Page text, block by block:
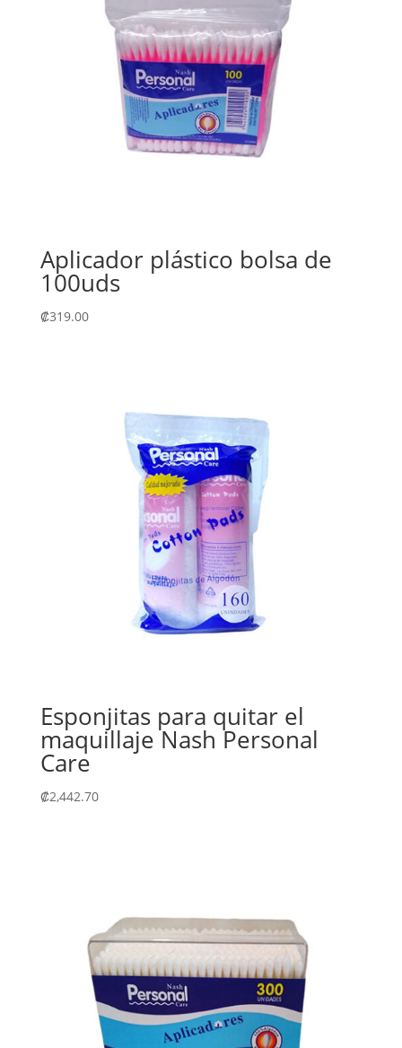
Aplicador plástico bolsa de
100uds
₡319.00
Esponjitas para quitar el
maquillaje Nash Personal
Care
₡2,442.70